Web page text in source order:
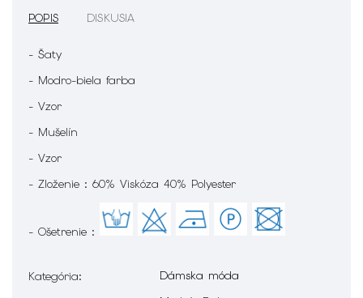
POPIS DISKUSIA
- Šaty
- Modro-biela farba
- Vzor
- Mušelín
- Vzor
- Zloženie : 60% Viskóza 40% Polyester
- Ošetrenie :
Kategória:
Dámska móda